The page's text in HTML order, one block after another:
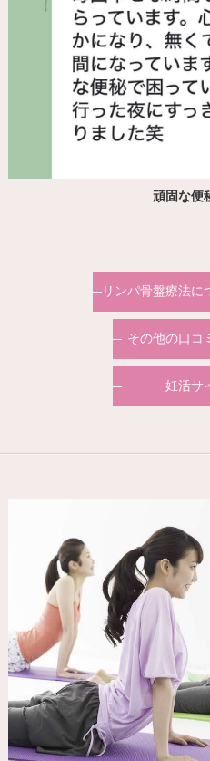
頑固な便
リンパ骨盤療法に
その他の口コ
妊活サ